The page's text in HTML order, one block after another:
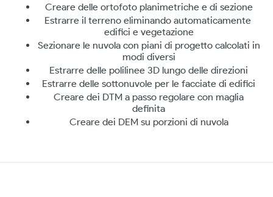
Creare delle ortofoto planimetriche e di sezione
Estrarre il terreno eliminando automaticamente
edifici e vegetazione
Sezionare le nuvola con piani di progetto calcolati in
modi diversi
Estrarre delle polilinee 3D lungo delle direzioni
Estrarre delle sottonuvole per le facciate di edifici
Creare dei DTM a passo regolare con maglia
definita
Creare dei DEM su porzioni di nuvola